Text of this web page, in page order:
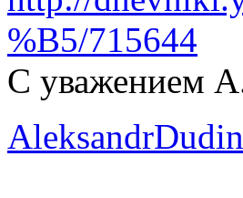
%B5/715644
С уважением
AleksandrDudin